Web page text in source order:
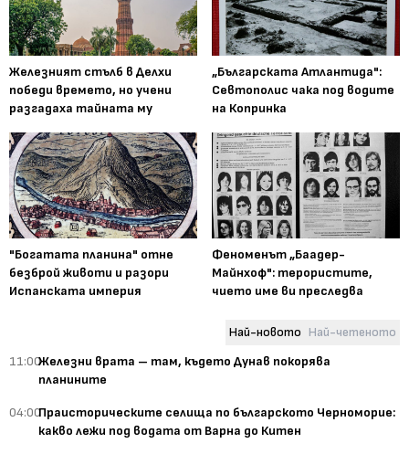
Железният стълб в Делхи
победи времето, но учени
разгадаха тайната му
„Българската Атлантида":
Севтополис чака под водите
на Копринка
"Богатата планина" отне
безброй животи и разори
Испанската империя
Феноменът „Баадер-
Майнхоф": терористите,
чието име ви преследва
Най-новото Най-четеното
11:00Железни врата – там, където Дунав покорява
планините
04:00Праисторическите селища по българското Черноморие:
какво лежи под водата от Варна до Китен